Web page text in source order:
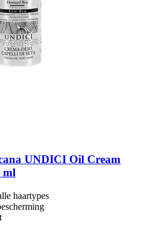
UNDICI Oil Cream
haartypes